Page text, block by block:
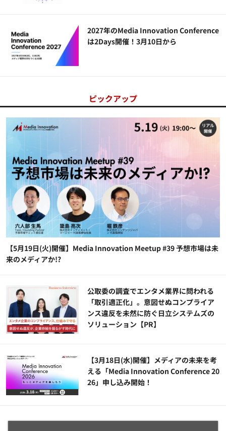
2027年のMedia Innovation Conference
は2Days開催！3月10日から
ピックアップ
【5月19日(火)開催】Media Innovation Meetup #39 予想市場は未
来のメディアか!?
公​​取委の調査でエンタメ業界に問われる
「取引適正化」。意図せぬコンプライア
ンス違反を未然に防ぐ日立システムズの
ソリューション​【PR】
【3月18日(水)開催】メディアの未来を考
える「Media Innovation Conference 20
26」申し込み開始！